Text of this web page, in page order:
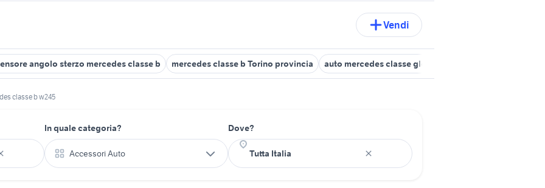
Vendi
angolo sterzo mercedes classe b mercedes classe b Torino provincia auto mercedes classe glc Piemonte
classe b w245
In quale categoria?
Accessori Auto
Dove?